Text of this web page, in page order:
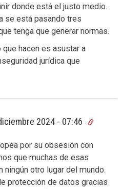
donde está el justo medio.
se está pasando tres
tenga que generar normas.
que hacen es asustar a
jurídica que
2024 - 07:46
por su obsesión con
que muchas de esas
otro lugar del mundo.
protección de datos gracias